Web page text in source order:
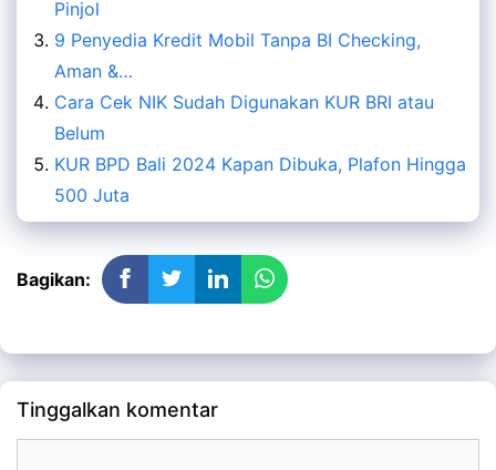
Pinjol
9 Penyedia Kredit Mobil Tanpa BI Checking,
Aman &…
Cara Cek NIK Sudah Digunakan KUR BRI atau
Belum
KUR BPD Bali 2024 Kapan Dibuka, Plafon Hingga
500 Juta
Bagikan:
Tinggalkan komentar